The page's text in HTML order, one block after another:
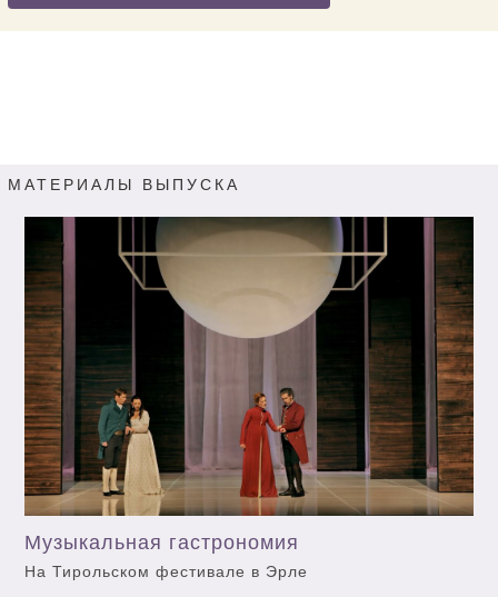
МАТЕРИАЛЫ ВЫПУСКА
Музыкальная гастрономия
На Тирольском фестивале в Эрле